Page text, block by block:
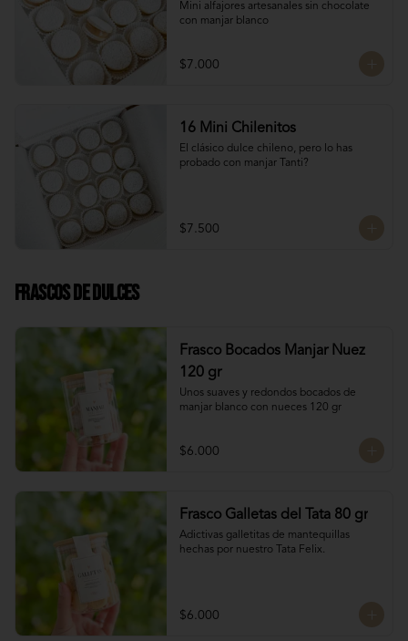
Mini alfajores artesanales sin chocolate
con manjar blanco
$7.000
16 Mini Chilenitos
El clásico dulce chileno, pero lo has
probado con manjar Tanti?
$7.500
Frascos de Dulces
Frasco Bocados Manjar Nuez
120 gr
Unos suaves y redondos bocados de
manjar blanco con nueces 120 gr
$6.000
Frasco Galletas del Tata 80 gr
Adictivas galletitas de mantequillas
hechas por nuestro Tata Felix.
$6.000